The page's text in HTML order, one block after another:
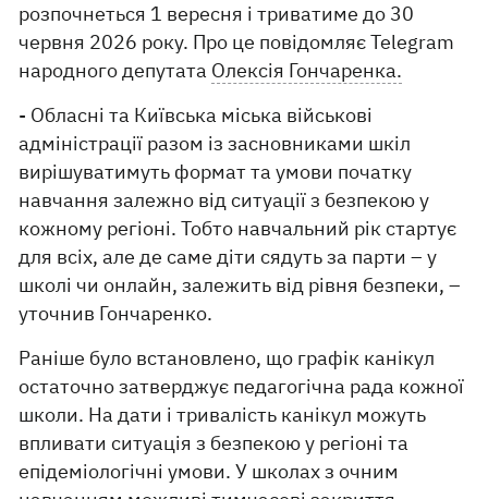
розпочнеться 1 вересня і триватиме до 30
червня 2026 року. Про це повідомляє Telegram
народного депутата Олексія Гончаренка.
- Обласні та Київська міська військові
адміністрації разом із засновниками шкіл
вирішуватимуть формат та умови початку
навчання залежно від ситуації з безпекою у
кожному регіоні. Тобто навчальний рік стартує
для всіх, але де саме діти сядуть за парти – у
школі чи онлайн, залежить від рівня безпеки, –
уточнив Гончаренко.
Раніше було встановлено, що графік канікул
остаточно затверджує педагогічна рада кожної
школи. На дати і тривалість канікул можуть
впливати ситуація з безпекою у регіоні та
епідеміологічні умови. У школах з очним